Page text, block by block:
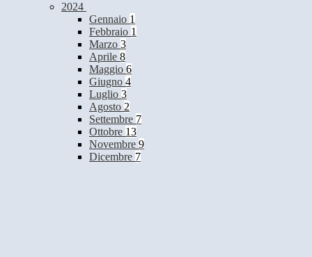
2024
Gennaio 1
Febbraio 1
Marzo 3
Aprile 8
Maggio 6
Giugno 4
Luglio 3
Agosto 2
Settembre 7
Ottobre 13
Novembre 9
Dicembre 7